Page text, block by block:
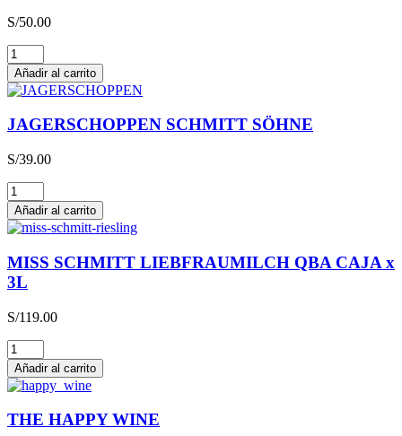
S/50.00
Glühwein
cantidad
Añadir al carrito
JAGERSCHOPPEN SCHMITT SÖHNE
S/39.00
JAGERSCHOPPEN
SCHMITT
SÖHNE
cantidad
Añadir al carrito
MISS SCHMITT LIEBFRAUMILCH QBA CAJA x
3L
S/119.00
MISS
SCHMITT
LIEBFRAUMILCH
QBA
CAJA
x
Añadir al carrito
THE HAPPY WINE